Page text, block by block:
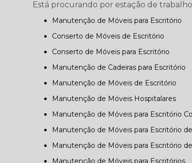
Está procurando por estação de
Manutenção de Móveis para Escritório
Conserto de Móveis de Escritório
Conserto de Móveis para Escritório
Manutenção de Cadeiras para Escritório
Manutenção de Móveis de Escritório
Manutenção de Móveis Hospitalares
Manutenção de Móveis para Escritório
Manutenção de Móveis para Escritório
Manutenção de Móveis para Escritório
Manutenção de Móveis para Escritórios